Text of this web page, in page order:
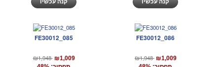
FE30012_085
₪1,948 ₪1,009
FE30012_086
₪1,948 ₪1,009